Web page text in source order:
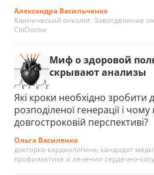
Александра Васильченко
Клинический онколог. Завотделение
CitiDoctor
Миф о здоровой
скрывают анализы
Які кроки необхідно
розподіленої генерації і
довгостроковій перспективі?
Ольга Василенко
докторка-кардиологиня, кандидат
профилактике и лечении сердечно-